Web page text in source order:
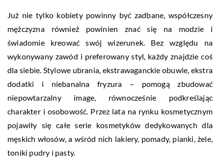
Już nie tylko kobiety powinny być zadbane, współczesny
mężczyzna również powinien znać się na modzie i
świadomie kreować swój wizerunek. Bez względu na
wykonywany zawód i preferowany styl, każdy znajdzie coś
dla siebie. Stylowe ubrania, ekstrawaganckie obuwie, ekstra
dodatki i niebanalna fryzura – pomogą zbudować
niepowtarzalny image, równocześnie podkreślając
charakter i osobowość. Przez lata na rynku kosmetycznym
pojawiły się całe serie kosmetyków dedykowanych dla
męskich włosów, a wśród nich lakiery, pomady, pianki, żele,
toniki pudry i pasty.